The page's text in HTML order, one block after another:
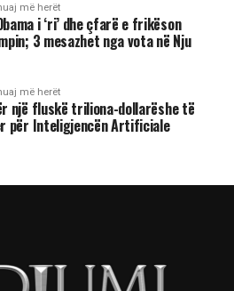
më herët
i ‘ri’ dhe çfarë e frikëson
3 mesazhet nga vota në Nju
më herët
një fluskë triliona-dollarëshe të
për Inteligjencën Artificiale